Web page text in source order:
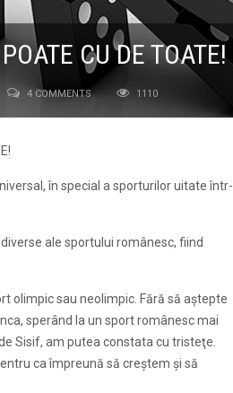
CU DE TOATE!
4 COMMENTS 1110
în special a sporturilor uitate într-
ale sportului românesc, fiind
olimpic sau neolimpic. Fără să aştepte
sperând la un sport românesc mai
Sisif, am putea constata cu tristeţe.
ca împreună să creştem şi să